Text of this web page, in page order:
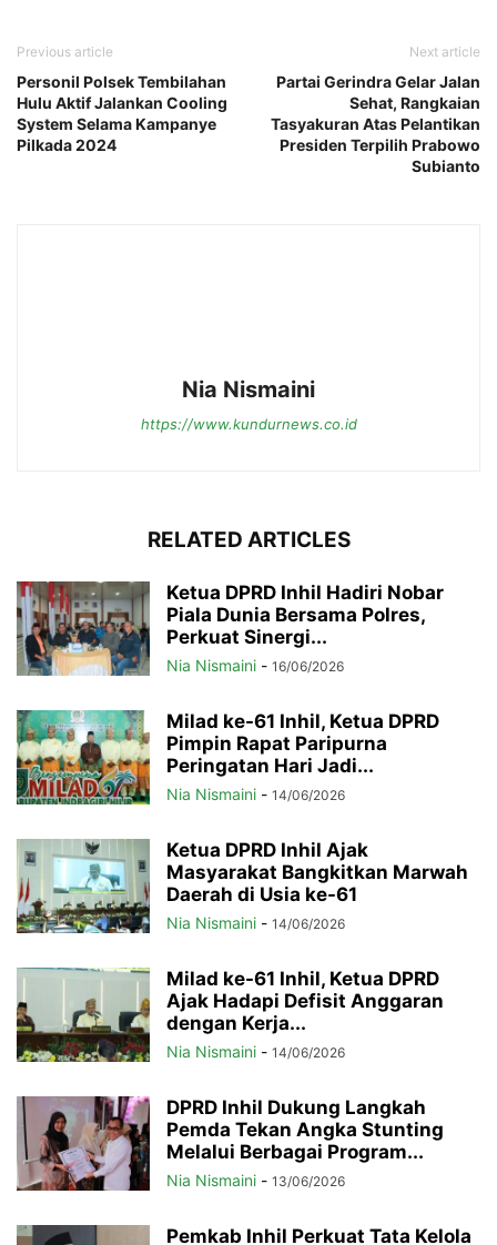
Previous article
Personil Polsek Tembilahan
Hulu Aktif Jalankan Cooling
System Selama Kampanye
Pilkada 2024
Next article
Partai Gerindra Gelar Jalan
Sehat, Rangkaian
Tasyakuran Atas Pelantikan
Presiden Terpilih Prabowo
Subianto
Nia Nismaini
https://www.kundurnews.co.id
RELATED ARTICLES
Ketua DPRD Inhil Hadiri Nobar
Piala Dunia Bersama Polres,
Perkuat Sinergi...
Nia Nismaini - 16/06/2026
Milad ke-61 Inhil, Ketua DPRD
Pimpin Rapat Paripurna
Peringatan Hari Jadi...
Nia Nismaini - 14/06/2026
Ketua DPRD Inhil Ajak
Masyarakat Bangkitkan Marwah
Daerah di Usia ke-61
Nia Nismaini - 14/06/2026
Milad ke-61 Inhil, Ketua DPRD
Ajak Hadapi Defisit Anggaran
dengan Kerja...
Nia Nismaini - 14/06/2026
DPRD Inhil Dukung Langkah
Pemda Tekan Angka Stunting
Melalui Berbagai Program...
Nia Nismaini - 13/06/2026
Pemkab Inhil Perkuat Tata Kelola